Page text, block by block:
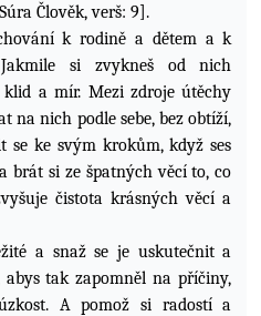
Člověk, verš: 9].
k rodině a dětem a k
si zvykneš od nich
a mír. Mezi zdroje útěchy
na nich podle sebe, bez obtíží,
se ke svým krokům, když ses
brát si ze špatných věcí to, co
čistota krásných věcí a
a snaž se je uskutečnit a
tak zapomněl na příčiny,
A pomož si radostí a